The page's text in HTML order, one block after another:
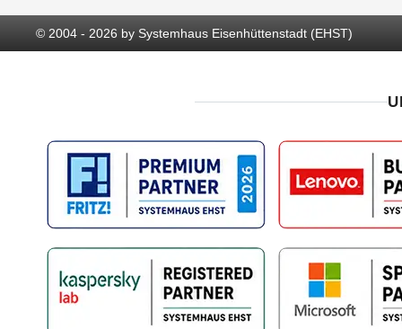
© 2004 - 2026 by Systemhaus Eisenhüttenstadt (EHST)